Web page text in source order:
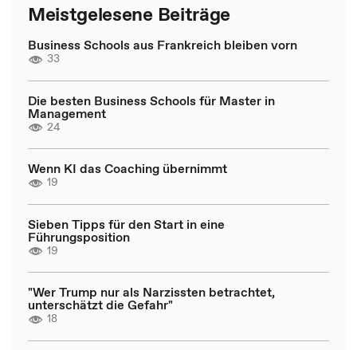
Meistgelesene Beiträge
Business Schools aus Frankreich bleiben vorn
33
Die besten Business Schools für Master in
Management
24
Wenn KI das Coaching übernimmt
19
Sieben Tipps für den Start in eine
Führungsposition
19
"Wer Trump nur als Narzissten betrachtet,
unterschätzt die Gefahr"
18